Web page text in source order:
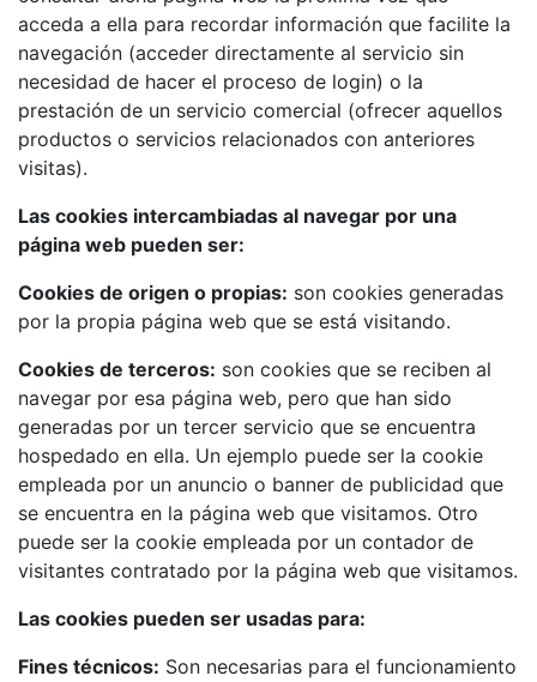
acceda a ella para recordar información que facilite la
navegación (acceder directamente al servicio sin
necesidad de hacer el proceso de login) o la
prestación de un servicio comercial (ofrecer aquellos
productos o servicios relacionados con anteriores
visitas).
Las cookies intercambiadas al navegar por una
página web pueden ser:
Cookies de origen o propias: son cookies generadas
por la propia página web que se está visitando.
Cookies de terceros: son cookies que se reciben al
navegar por esa página web, pero que han sido
generadas por un tercer servicio que se encuentra
hospedado en ella. Un ejemplo puede ser la cookie
empleada por un anuncio o banner de publicidad que
se encuentra en la página web que visitamos. Otro
puede ser la cookie empleada por un contador de
visitantes contratado por la página web que visitamos.
Las cookies pueden ser usadas para:
Fines técnicos: Son necesarias para el funcionamiento